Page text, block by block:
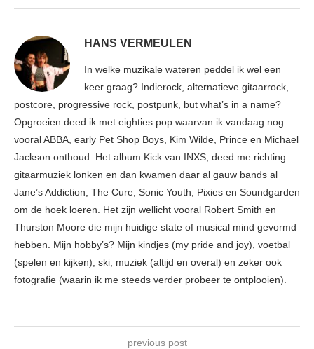
HANS VERMEULEN
In welke muzikale wateren peddel ik wel een
keer graag? Indierock, alternatieve gitaarrock,
postcore, progressive rock, postpunk, but what’s in a name?
Opgroeien deed ik met eighties pop waarvan ik vandaag nog
vooral ABBA, early Pet Shop Boys, Kim Wilde, Prince en Michael
Jackson onthoud. Het album Kick van INXS, deed me richting
gitaarmuziek lonken en dan kwamen daar al gauw bands al
Jane’s Addiction, The Cure, Sonic Youth, Pixies en Soundgarden
om de hoek loeren. Het zijn wellicht vooral Robert Smith en
Thurston Moore die mijn huidige state of musical mind gevormd
hebben. Mijn hobby’s? Mijn kindjes (my pride and joy), voetbal
(spelen en kijken), ski, muziek (altijd en overal) en zeker ook
fotografie (waarin ik me steeds verder probeer te ontplooien).
previous post